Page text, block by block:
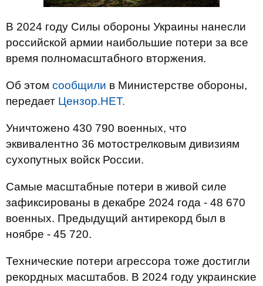
В 2024 году Силы обороны Украины нанесли
российской армии наибольшие потери за все
время полномасштабного вторжения.
Об этом сообщили в Министерстве обороны,
передает Цензор.НЕТ.
Уничтожено 430 790 военных, что
эквивалентно 36 мотострелковым дивизиям
сухопутных войск России.
Самые масштабные потери в живой силе
зафиксированы в декабре 2024 года - 48 670
военных. Предыдущий антирекорд был в
ноябре - 45 720.
Технические потери агрессора тоже достигли
рекордных масштабов. В 2024 году украинские